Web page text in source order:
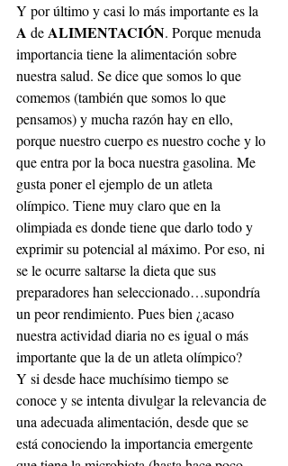
Y por último y casi lo más importante es la
A de ALIMENTACIÓN. Porque menuda
importancia tiene la alimentación sobre
nuestra salud. Se dice que somos lo que
comemos (también que somos lo que
pensamos) y mucha razón hay en ello,
porque nuestro cuerpo es nuestro coche y lo
que entra por la boca nuestra gasolina. Me
gusta poner el ejemplo de un atleta
olímpico. Tiene muy claro que en la
olimpiada es donde tiene que darlo todo y
exprimir su potencial al máximo. Por eso, ni
se le ocurre saltarse la dieta que sus
preparadores han seleccionado…supondría
un peor rendimiento. Pues bien ¿acaso
nuestra actividad diaria no es igual o más
importante que la de un atleta olímpico?
Y si desde hace muchísimo tiempo se
conoce y se intenta divulgar la relevancia de
una adecuada alimentación, desde que se
está conociendo la importancia emergente